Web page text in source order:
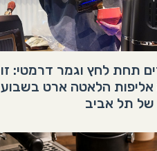
תחת לחץ וגמר דרמטי: זו
אליפות הלאטה ארט בשבוע
תל אביב